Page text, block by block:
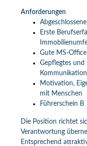
Anforderungen
Erste
Gute MS-
Gepflegtes und
Motivation,
mit Menschen
Führerschein B
Die Position richtet
Verantwortung
Entsprechend